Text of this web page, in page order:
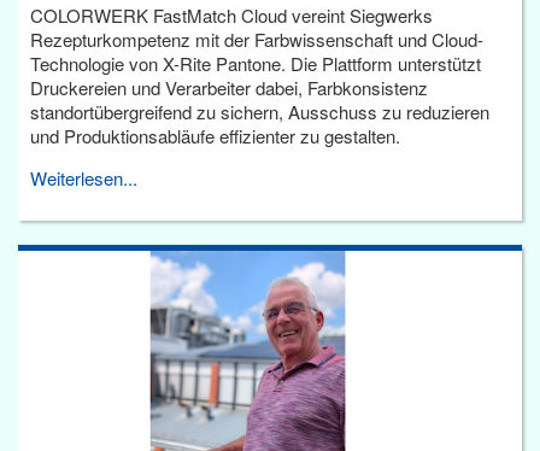
COLORWERK FastMatch Cloud vereint Siegwerks
Rezepturkompetenz mit der Farbwissenschaft und Cloud-
Technologie von X-Rite Pantone. Die Plattform unterstützt
Druckereien und Verarbeiter dabei, Farbkonsistenz
standortübergreifend zu sichern, Ausschuss zu reduzieren
und Produktionsabläufe effizienter zu gestalten.
Weiterlesen...